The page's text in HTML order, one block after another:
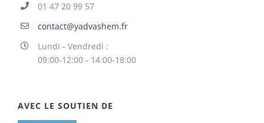
01 47 20 99 57
contact@yadvashem.fr
Lundi - Vendredi :
09:00-12:00 - 14:00-18:00
AVEC LE SOUTIEN DE